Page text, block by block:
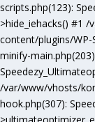
scripts.php(123):
>hide_iehacks() #1
content/plugins/
minify-
/var/www/vhosts/
hook.php(307):